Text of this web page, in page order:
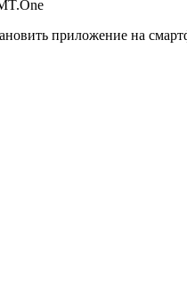
приложение на